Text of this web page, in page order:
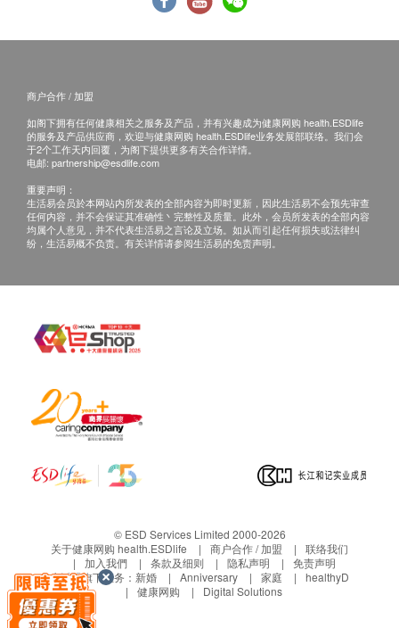
退换产品必须包装完整，如退换之产品有任何残缺
Universal Lohas Group Company Limited 客户服
务部跟进
电邮: sales@universallohas.com
查询热线： 25527685
商户合作 / 加盟
如阁下拥有任何健康相关之服务及产品，并有兴趣成为健康网购 health.ESDlife
的服务及产品供应商，欢迎与健康网购 health.ESDlife业务发展部联络。我们会
于2个工作天内回覆，为阁下提供更多有关合作详情。
电邮: partnership@esdlife.com
重要声明：
生活易会员於本网站内所发表的全部内容为即时更新，因此生活易不会预先审查
任何内容，并不会保证其准确性丶完整性及质量。此外，会员所发表的全部内容
均属个人意见，并不代表生活易之言论及立场。如从而引起任何损失或法律纠
纷，生活易概不负责。有关详情请参阅生活易的免责声明。
© ESD Services Limited 2000-2026
关于健康网购 health.ESDlife
商户合作 / 加盟
联络我们
加入我們
条款及细则 隐私声明
免责声明
生活易旗下业务： 新婚 Anniversary 家庭
healthyD
健康网购
Digital Solutions